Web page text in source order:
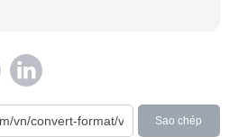
Sao chép